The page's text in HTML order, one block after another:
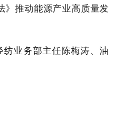
》推动能源产业高质量发
纺业务部主任陈梅涛、油